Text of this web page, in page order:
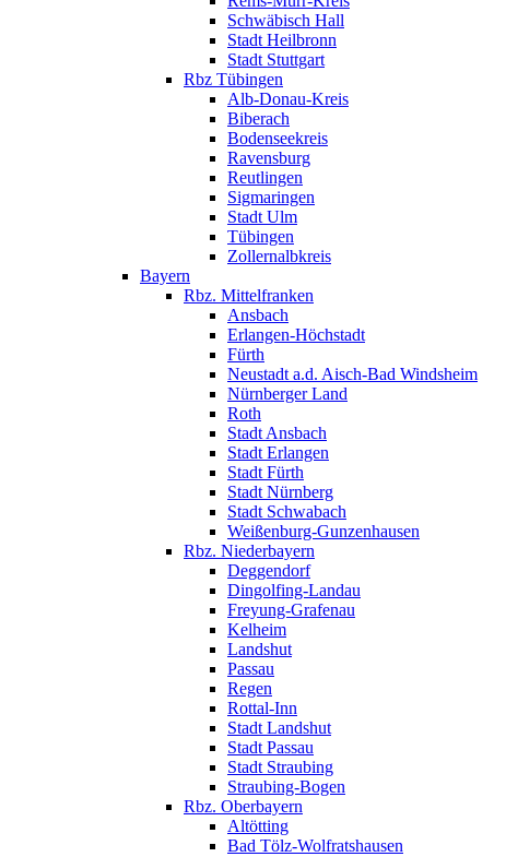
Schwäbisch Hall
Stadt Heilbronn
Stadt Stuttgart
Rbz Tübingen
Alb-Donau-Kreis
Biberach
Bodenseekreis
Ravensburg
Reutlingen
Sigmaringen
Stadt Ulm
Tübingen
Zollernalbkreis
Bayern
Rbz. Mittelfranken
Ansbach
Erlangen-Höchstadt
Fürth
Neustadt a.d. Aisch-Bad Windsheim
Nürnberger Land
Roth
Stadt Ansbach
Stadt Erlangen
Stadt Fürth
Stadt Nürnberg
Stadt Schwabach
Weißenburg-Gunzenhausen
Rbz. Niederbayern
Deggendorf
Dingolfing-Landau
Freyung-Grafenau
Kelheim
Landshut
Passau
Regen
Rottal-Inn
Stadt Landshut
Stadt Passau
Stadt Straubing
Straubing-Bogen
Rbz. Oberbayern
Altötting
Bad Tölz-Wolfratshausen